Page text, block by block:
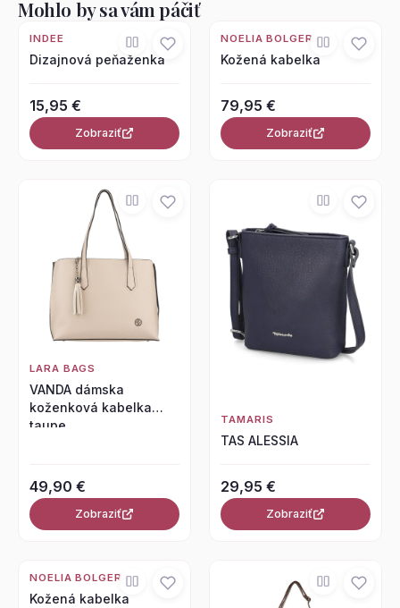
Mohlo by sa vám páčiť
INDEE
Dizajnová peňaženka
15,95 €
Zobraziť
NOELIA BOLGER
Kožená kabelka
79,95 €
Zobraziť
LARA BAGS
VANDA dámska
koženková kabelka
taupe
49,90 €
Zobraziť
TAMARIS
TAS ALESSIA
29,95 €
Zobraziť
NOELIA BOLGER
Kožená kabelka